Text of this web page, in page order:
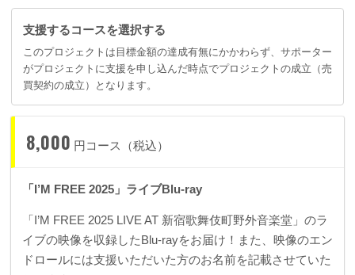
支援するコースを選択する
このプロジェクトは目標金額の達成有無にかかわらず、サポーター
がプロジェクトに支援を申し込んだ時点でプロジェクトの成立（売
買契約の成立）となります。
8,000 円コース（税込）
「I’M FREE 2025」ライブBlu-ray
「I’M FREE 2025 LIVE AT 新宿歌舞伎町野外音楽堂」のラ
イブの映像を収録したBlu-rayをお届け！また、映像のエン
ドロールには支援いただいた方のお名前を記載させていた